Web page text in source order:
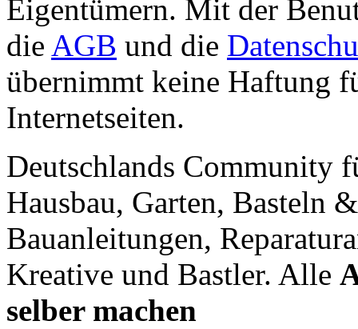
Eigentümern. Mit der
die AGB und die
übernimmt keine Haftung
Internetseiten.
Deutschlands Community
Hausbau, Garten, Basteln
Bauanleitungen,
Kreative und Bastler. Alle
selber machen